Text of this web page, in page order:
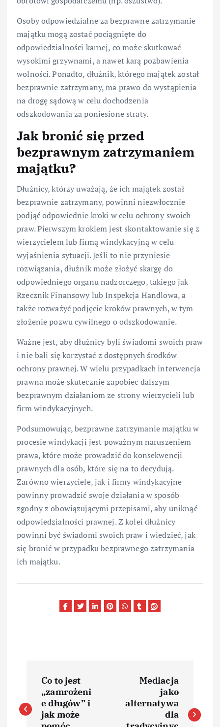
Osoby odpowiedzialne za bezprawne zatrzymanie
majątku mogą zostać pociągnięte do
odpowiedzialności karnej, co może skutkować
wysokimi grzywnami, a nawet karą pozbawienia
wolności. Ponadto, dłużnik, którego majątek został
bezprawnie zatrzymany, ma prawo do wystąpienia
na drogę sądową w celu dochodzenia
odszkodowania za poniesione straty.
Jak bronić się przed
bezprawnym zatrzymaniem
majątku?
Dłużnicy, którzy uważają, że ich majątek został
bezprawnie zatrzymany, powinni niezwłocznie
podjąć odpowiednie kroki w celu ochrony swoich
praw. Pierwszym krokiem jest skontaktowanie się z
wierzycielem lub firmą windykacyjną w celu
wyjaśnienia sytuacji. Jeśli to nie przyniesie
rozwiązania, dłużnik może złożyć skargę do
odpowiedniego organu nadzorczego, takiego jak
Rzecznik Finansowy lub Inspekcja Handlowa, a
także rozważyć podjęcie kroków prawnych, w tym
złożenie pozwu cywilnego o odszkodowanie.
Ważne jest, aby dłużnicy byli świadomi swoich praw
i nie bali się korzystać z dostępnych środków
ochrony prawnej. W wielu przypadkach interwencja
prawna może skutecznie zapobiec dalszym
bezprawnym działaniom ze strony wierzycieli lub
firm windykacyjnych.
Podsumowując, bezprawne zatrzymanie majątku w
procesie windykacji jest poważnym naruszeniem
prawa, które może prowadzić do konsekwencji
prawnych dla osób, które się na to decydują.
Zarówno wierzyciele, jak i firmy windykacyjne
powinny prowadzić swoje działania w sposób
zgodny z obowiązującymi przepisami, aby uniknąć
odpowiedzialności prawnej. Z kolei dłużnicy
powinni być świadomi swoich praw i wiedzieć, jak
się bronić w przypadku bezprawnego zatrzymania
ich majątku.
a
w
Co to jest
„zamrożeni
e długów” i
jak może
Mediacja
jako
alternatywa
dla